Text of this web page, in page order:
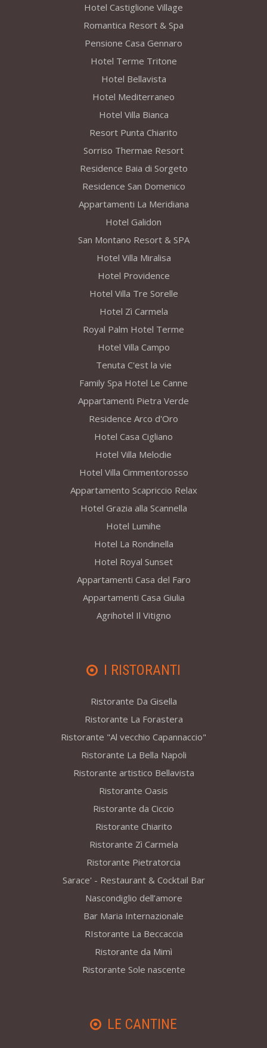
Hotel Castiglione Village
Romantica Resort & Spa
Pensione Casa Gennaro
Hotel Terme Tritone
Hotel Bellavista
Hotel Mediterraneo
Hotel Villa Bianca
Resort Punta Chiarito
Sorriso Thermae Resort
Residence Baia di Sorgeto
Residence San Domenico
Appartamenti La Meridiana
Hotel Galidon
San Montano Resort & SPA
Hotel Villa Miralisa
Hotel Providence
Hotel Villa Tre Sorelle
Hotel Zì Carmela
Royal Palm Hotel Terme
Hotel Villa Campo
Tenuta C'est la vie
Family Spa Hotel Le Canne
Appartamenti Pietra Verde
Residence Arco d'Oro
Hotel Casa Cigliano
Hotel Villa Melodie
Hotel Villa Cimmentorosso
Appartamento Scapriccio Relax
Hotel Grazia alla Scannella
Hotel Lumihe
Hotel La Rondinella
Hotel Royal Sunset
Appartamenti Casa del Faro
Appartamenti Casa Giulia
Agrihotel Il Vitigno
I RISTORANTI
Ristorante Da Gisella
Ristorante La Forastera
Ristorante "Al vecchio Capannaccio"
Ristorante La Bella Napoli
Ristorante artistico Bellavista
Ristorante Oasis
Ristorante da Ciccio
Ristorante Chiarito
Ristorante Zì Carmela
Ristorante Pietratorcia
Sarace' - Restaurant & Cocktail Bar
Nascondiglio dell’amore
Bar Maria Internazionale
RIstorante La Beccaccia
Ristorante da Mimì
Ristorante Sole nascente
LE CANTINE